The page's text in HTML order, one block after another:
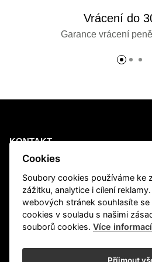
Vrácení do
Garance vrácení
KONTAKT
PRODUCTS
INFORMATION
Cookies
Soubory cookies používáme ke
zážitku, analytice i cílení
webových stránek souhlasíte
cookies v souladu s našimi
souborů cookies.Více informací